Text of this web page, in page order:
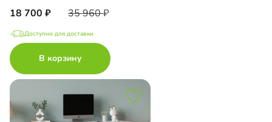
18 700 35 960
Доступно для доставки
В корзину